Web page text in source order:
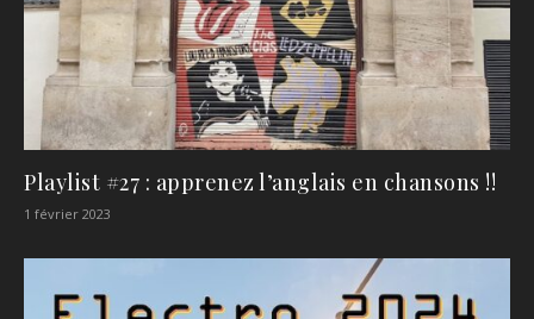
Playlist #27 : apprenez l’anglais en chansons !!
1 février 2023